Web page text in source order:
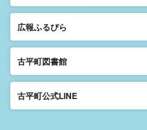
広報ふるびら
古平町図書館
古平町公式LINE